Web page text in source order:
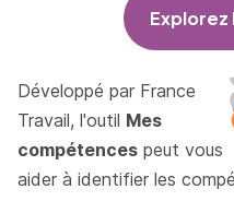
Développé par France
Travail, l'outil Mes
compétences peut vous
aider à identifier les